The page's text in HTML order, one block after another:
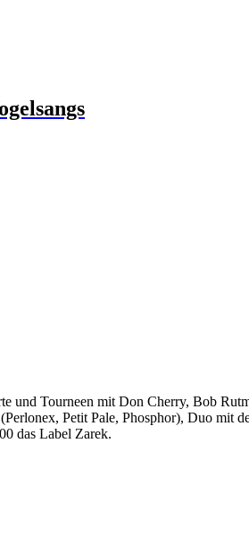
und Tourneen mit Don Cherry, Bob
Petit Pale, Phosphor), Duo mit
das Label Zarek.